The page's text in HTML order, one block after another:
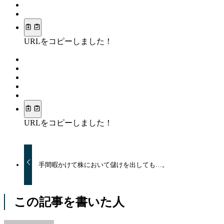
URLをコピーしました！
URLをコピーしました！
手間暇かけて株において儲けを出しても…。
この記事を書いた人